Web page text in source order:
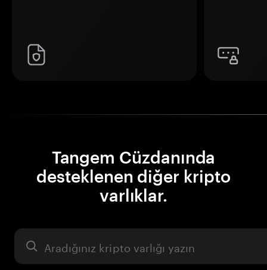
Tangem Cüzdanında
desteklenen diğer kripto
varlıklar.
Varlık